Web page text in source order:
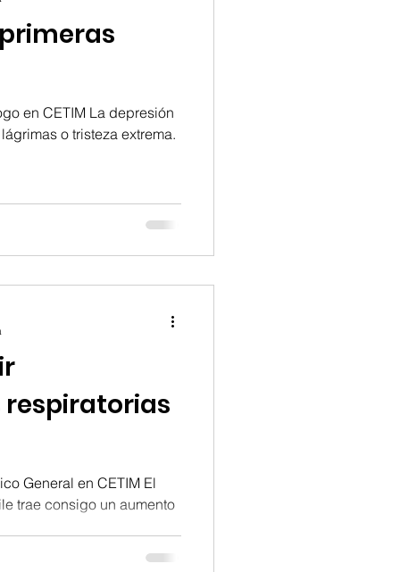
en CETIM La depresión
o tristeza extrema.
General en CETIM El
trae consigo un aumento